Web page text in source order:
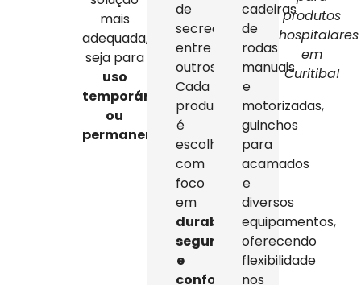
mais
adequada,
seja para
uso
temporário
ou
permanente
de
secreção,
entre
outros.
Cada
produto
é
escolhido
com
foco
em
durabilidade,
segurança
e
conforto
cadeiras
de
rodas
manuais
e
motorizadas,
guinchos
para
acamados
e
diversos
equipamentos,
oferecendo
flexibilidade
nos
produtos
hospitalares
em
Curitiba!